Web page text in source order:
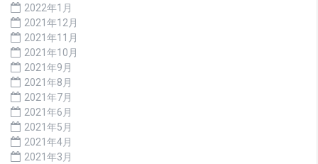
2022年1月
2021年12月
2021年11月
2021年10月
2021年9月
2021年8月
2021年7月
2021年6月
2021年5月
2021年4月
2021年3月